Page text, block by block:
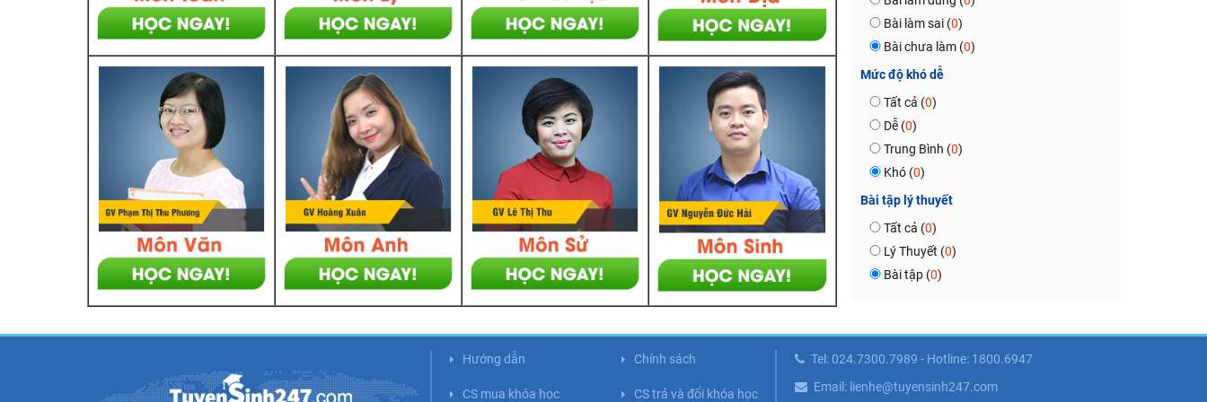
Bài làm sai (0)
Bài chưa làm (0)
Mức độ khó dễ
Tất cả (0)
Dễ (0)
Trung Bình (0)
Khó (0)
Bài tập lý thuyết
Tất cả (0)
Lý Thuyết (0)
Bài tập (0)
Hướng dẫn Chính sách
CS mua khóa học CS trả và đổi khóa học
Tel: 024.7300.7989 - Hotline: 1800.6947
Email: lienhe@tuyensinh247.com